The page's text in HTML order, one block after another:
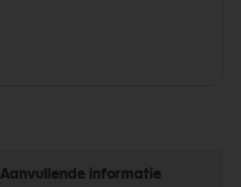
Aanvullende informatie